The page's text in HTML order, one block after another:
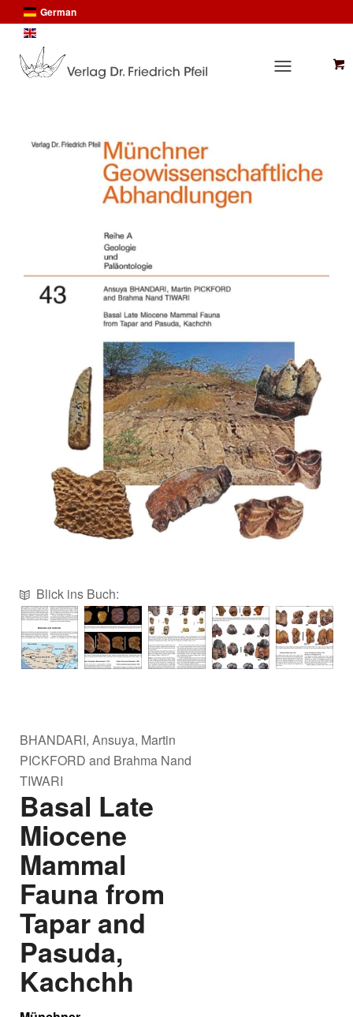
German
Blick ins Buch:
BHANDARI, Ansuya, Martin
PICKFORD and Brahma Nand
TIWARI
Basal Late
Miocene
Mammal
Fauna from
Tapar and
Pasuda,
Kachchh